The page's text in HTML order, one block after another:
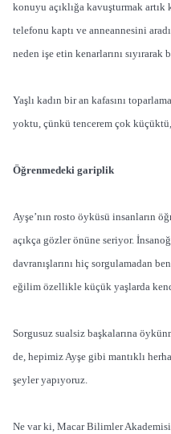
konuyu açıklığa kavuşturmak artık
telefonu kaptı ve anneannesini
neden işe etin kenarlarını sıyırarak
Yaşlı kadın bir an kafasını
yoktu, çünkü tencerem çok
Öğrenmedeki gariplik
Ayşe’nın rosto öyküsü insanların
açıkça gözler önüne seriyor.
davranışlarını hiç sorgulamadan
eğilim özellikle küçük yaşlarda
Sorgusuz sualsiz başkalarına
de, hepimiz Ayşe gibi mantıklı
şeyler yapıyoruz.
Ne var ki, Macar Bilimler